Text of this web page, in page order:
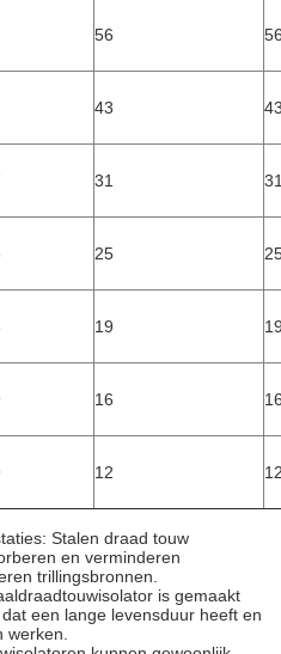
56
43
31
25
19
16
12
Stalen draad touw
en verminderen
trillingsbronnen.
is gemaakt
een lange levensduur heeft en
werken.